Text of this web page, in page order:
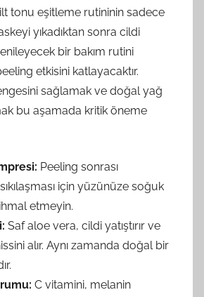
tonu eşitleme rutininin sadece
yıkadıktan sonra cildi
bir bakım rutini
etkisini katlayacaktır.
sağlamak ve doğal yağ
bu aşamada kritik öneme
Peeling sonrası
için yüzünüze soğuk
etmeyin.
Saf aloe vera, cildi yatıştırır ve
alır. Aynı zamanda doğal bir
C vitamini, melanin